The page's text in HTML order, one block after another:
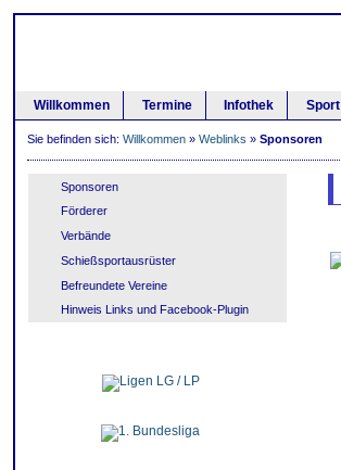
Willkommen Termine Infothek Sport
Sie befinden sich: Willkommen» Weblinks » Sponsoren
Sponsoren
Förderer
Verbände
Schießsportausrüster
Befreundete Vereine
Hinweis Links und Facebook-Plugin